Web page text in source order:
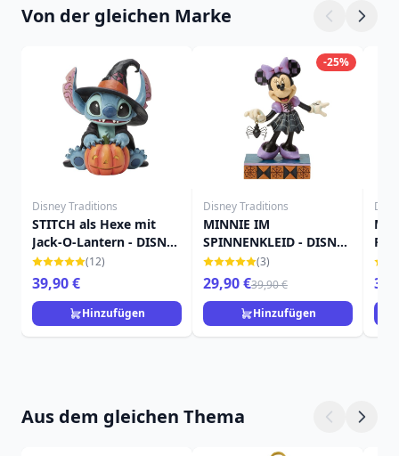
Von der gleichen Marke
Disney Traditions
STITCH als Hexe mit
Jack-O-Lantern - DISNEY
TRADITIONS
(12)
39,90 €
Hinzufügen
-25%
Disney Traditions
MINNIE IM
SPINNENKLEID - DISNEY
TRADITIONS
(3)
29,90 €39,90 €
Hinzufügen
Aus dem gleichen Thema